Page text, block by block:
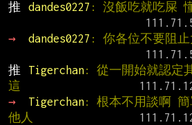
推
dandes0227 : 沒飯吃就吃屎
→
dandes0227 : 你各位不要阻
推
Tigerchan: 從一開始就認定
這
→
Tigerchan: 根本不用談啊 簡
他人